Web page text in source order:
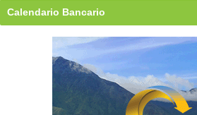
Calendario Bancario